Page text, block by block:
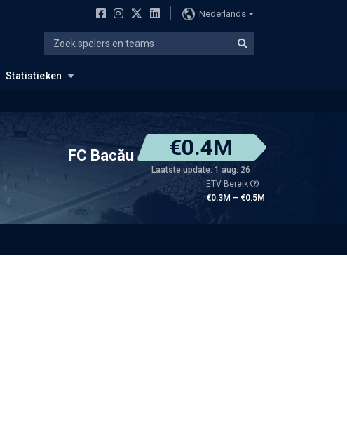
Nederlands
Statistieken
FC Bacău €0.4M
Laatste update: 1 aug. 26
ETV Bereik
€0.3M – €0.5M